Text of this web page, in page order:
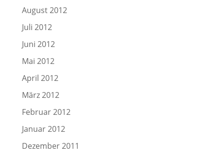
August 2012
Juli 2012
Juni 2012
Mai 2012
April 2012
März 2012
Februar 2012
Januar 2012
Dezember 2011